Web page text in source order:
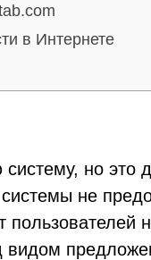
в Интернете
но это
не
видом